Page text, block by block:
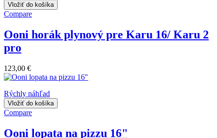
Vložiť do košíka
Compare
Ooni horák plynový pre Karu 16/ Karu 2
pro
123,00 €
Rýchly náhľad
Vložiť do košíka
Compare
Ooni lopata na pizzu 16"